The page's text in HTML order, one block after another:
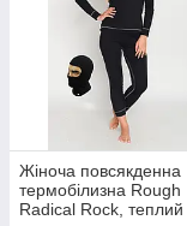
Жіноча повсякденна
термобілизна Rough
Radical Rock, теплий